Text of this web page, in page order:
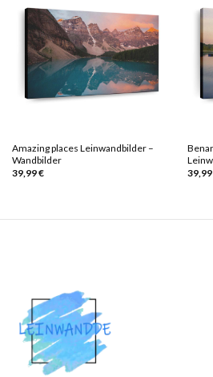
Amazing places Leinwandbilder –
Wandbilder
39,99€
39,99